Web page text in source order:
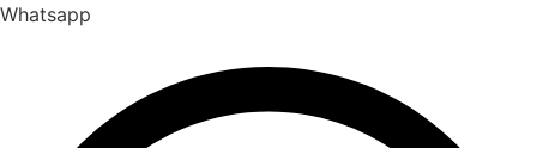
Whatsapp